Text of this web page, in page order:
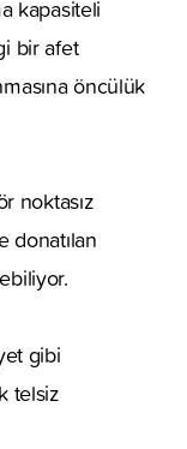
kapasiteli
bir afet
öncülük
noktasız
donatılan
gibi
telsiz